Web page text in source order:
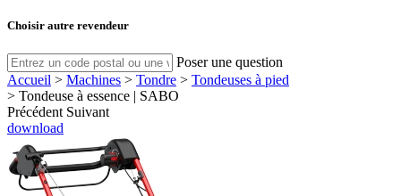
Choisir autre revendeur
Poser une question
Accueil > Machines > Tondre > Tondeuses à pied
> Tondeuse à essence | SABO
Précédent Suivant
download